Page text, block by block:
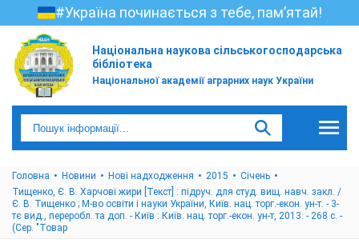
#Україна починається з тебе, пам’ятай!
Національна наукова сільськогосподарська
бібліотека
Національної академії аграрних наук України
Головна Новини Нові надходження 2015
Cічень
Тищенко, Є. В. Харчові жири [Текст] : підруч. для студ. вищ. навч. закл. /
Є. В. Тищенко ; М-во освіти і науки України, Київ. нац. торг.-екон. ун-т. - 3-
тє вид., переробл. та доп. - Київ : Київ. нац. торг.-екон. ун-т, 2013. - 268 с. -
(Сер. "Товар